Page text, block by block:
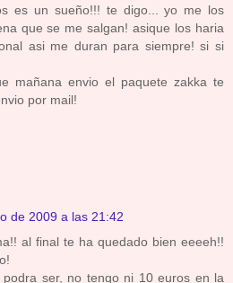
es un sueño!!! te digo... yo me los
que se me salgan! asique los haria
asi me duran para siempre! si si
mañana envio el paquete zakka te
por mail!
de 2009 a las 21:42
al final te ha quedado bien eeeeh!!
ser, no tengo ni 10 euros en la